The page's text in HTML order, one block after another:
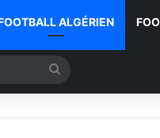
ALGÉRIEN